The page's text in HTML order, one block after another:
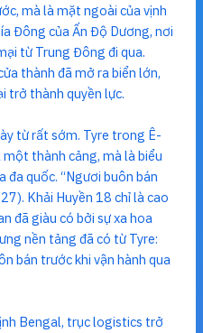
mà là mặt ngoài của vịnh
Đông của Ấn Độ Dương, nơi
từ Trung Đông đi qua.
thành đã mở ra biển lớn,
trở thành quyền lực.
từ rất sớm. Tyre trong Ê-
thành cảng, mà là biểu
quốc. “Ngươi buôn bán
Khải Huyền 18 chỉ là cao
đã giàu có bởi sự xa hoa
nền tảng đã có từ Tyre:
bán trước khi vận hành qua
Bengal, trục logistics trở